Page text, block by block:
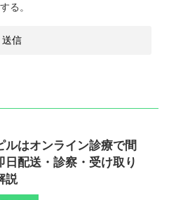
る。
ルはオンライン診療で間
日配送・診察・受け取り
説